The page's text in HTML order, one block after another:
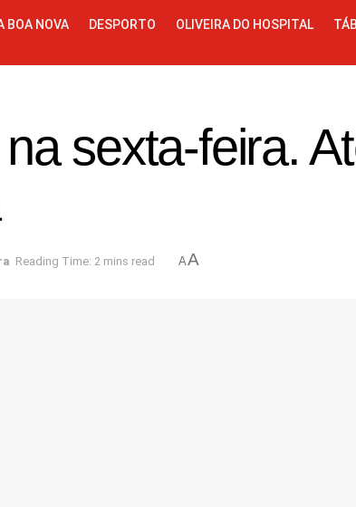
BOA NOVA DESPORTO OLIVEIRA DO HOSPITAL
sexta-feira.
Reading Time: 2 mins read AA